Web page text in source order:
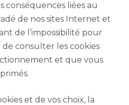
conséquences liées au
de nos sites Internet et
de l’impossibilité pour
consulter les cookies
et que vous
et de vos choix, la